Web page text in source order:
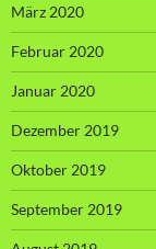
März 2020
Februar 2020
Januar 2020
Dezember 2019
Oktober 2019
September 2019